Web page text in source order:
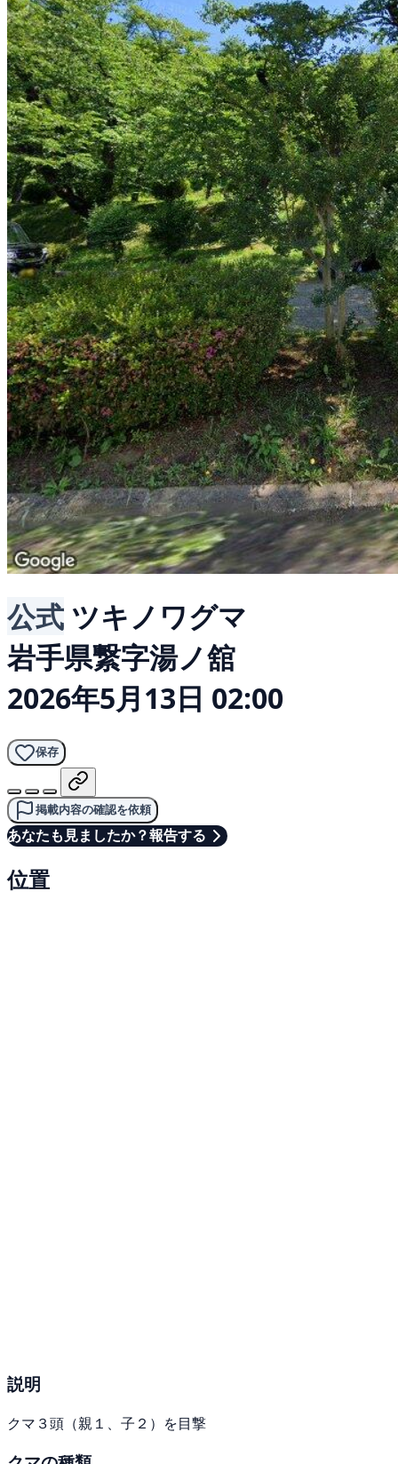
公式 ツキノワグマ
岩手県繋字湯ノ舘
2026年5月13日 02:00
保存
掲載内容の確認を依頼
あなたも見ましたか？報告する
位置
説明
クマ３頭（親１、子２）を目撃